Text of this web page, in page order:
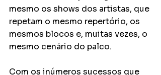
mesmo os shows dos artistas, que
repetam o mesmo repertório, os
mesmos blocos e, muitas vezes, o
mesmo cenário do palco.
Com os inúmeros sucessos que